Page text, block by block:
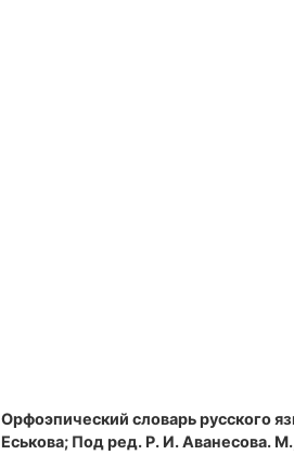
Орфоэпический словарь русского
Еськова; Под ред. Р. И. Аванесова.